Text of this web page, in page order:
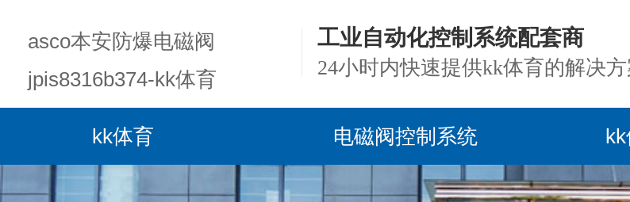
asco本安防爆电磁阀
jpis8316b374-kk体育
工业自动化控制系统配套商
24小时内快速提供kk体育的解决
kk体育 电磁阀控制系统